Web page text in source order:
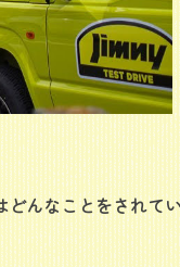
んなことをされて